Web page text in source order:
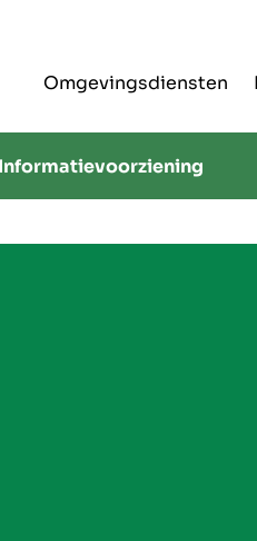
Omgevingsdiensten